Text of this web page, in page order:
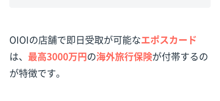
OIOIの店舗で即日受取が可能なエポスカード
は、 最高3000万円の海外旅行保険が付帯するの
が特徴です。